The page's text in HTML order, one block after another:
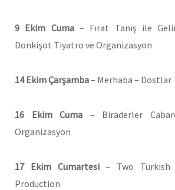
9 Ekim Cuma– Fırat Tanış ile
Donkişot Tiyatro ve Organizasyon
14 Ekim Çarşamba– Merhaba – Dostlar
16 Ekim Cuma – Biraderler
Organizasyon
17 Ekim Cumartesi– Two Turkish
Production